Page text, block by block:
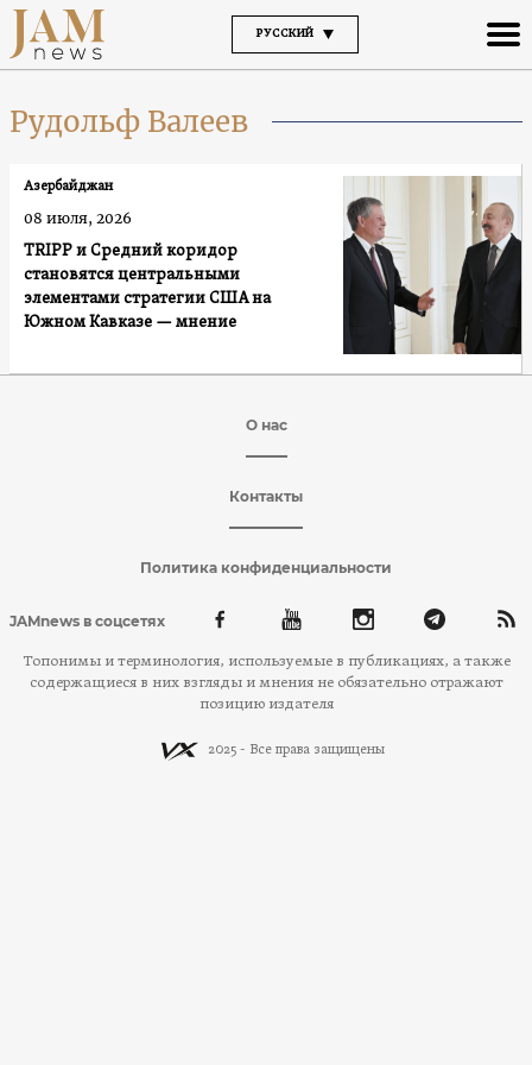
РУССКИЙ
Рудольф Валеев
TRIPP и Средний коридор
становятся центральными
элементами стратегии США на
Южном Кавказе — мнение
Азербайджан
08 июля, 2026
О нас
Контакты
Политика конфиденциальности
JAMnews в соцсетях
Топонимы и терминология, используемые в публикациях, а также
содержащиеся в них взгляды и мнения не обязательно отражают
позицию издателя
2025 - Все права защищены